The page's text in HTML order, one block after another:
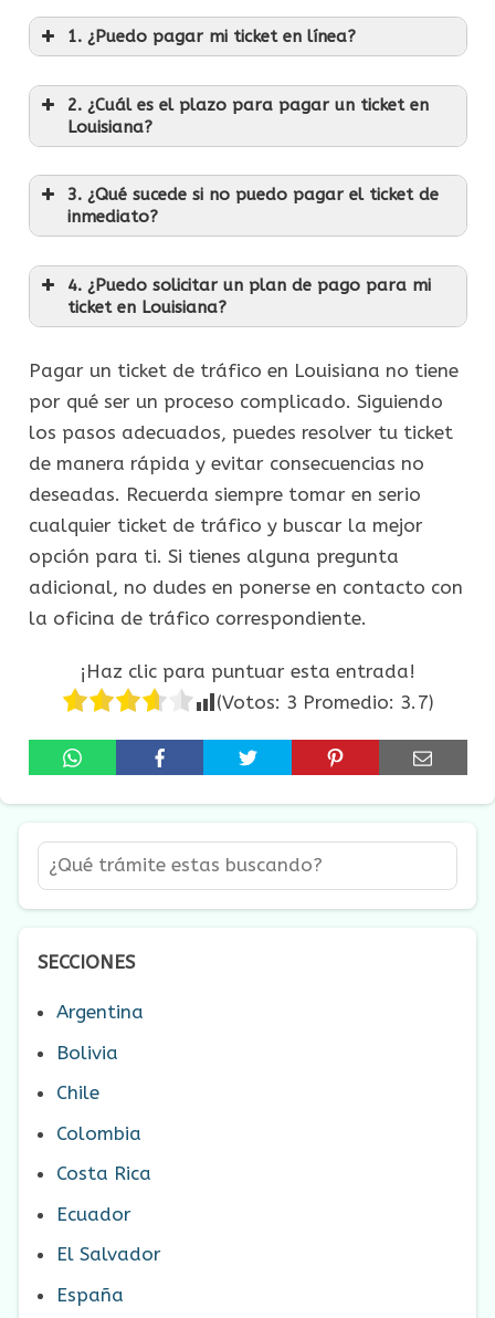
1. ¿Puedo pagar mi ticket en línea?
2. ¿Cuál es el plazo para pagar un ticket en
Louisiana?
3. ¿Qué sucede si no puedo pagar el ticket de
inmediato?
4. ¿Puedo solicitar un plan de pago para mi
ticket en Louisiana?
Pagar un ticket de tráfico en Louisiana no tiene
por qué ser un proceso complicado. Siguiendo
los pasos adecuados, puedes resolver tu ticket
de manera rápida y evitar consecuencias no
deseadas. Recuerda siempre tomar en serio
cualquier ticket de tráfico y buscar la mejor
opción para ti. Si tienes alguna pregunta
adicional, no dudes en ponerse en contacto con
la oficina de tráfico correspondiente.
¡Haz clic para puntuar esta entrada!
(Votos: 3 Promedio: 3.7)
SECCIONES
Argentina
Bolivia
Chile
Colombia
Costa Rica
Ecuador
El Salvador
España